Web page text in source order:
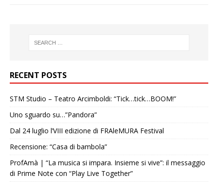
RECENT POSTS
STM Studio – Teatro Arcimboldi: “Tick…tick…BOOM!”
Uno sguardo su…”Pandora”
Dal 24 luglio l’VIII edizione di FRAleMURA Festival
Recensione: “Casa di bambola”
ProfAmà | “La musica si impara. Insieme si vive”: il messaggio
di Prime Note con “Play Live Together”